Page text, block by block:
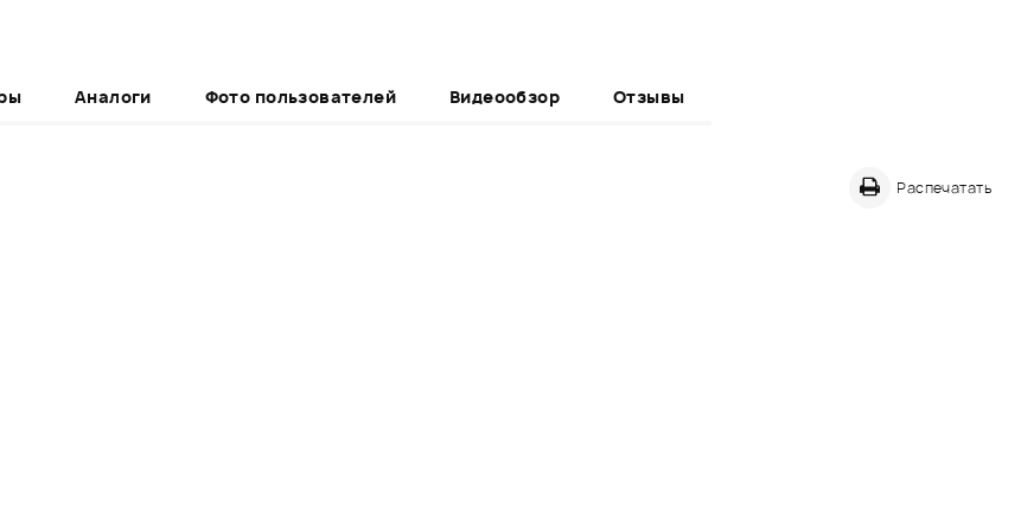
Аналоги Фото пользователей Видеообзор Отзывы
Распечатать